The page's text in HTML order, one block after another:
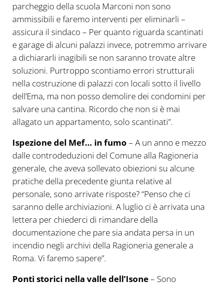
parcheggio della scuola Marconi non sono
ammissibili e faremo interventi per eliminarli –
assicura il sindaco – Per quanto riguarda scantinati
e garage di alcuni palazzi invece, potremmo arrivare
a dichiararli inagibili se non saranno trovate altre
soluzioni. Purtroppo scontiamo errori strutturali
nella costruzione di palazzi con locali sotto il livello
dell’Ema, ma non posso demolire dei condomini per
salvare una cantina. Ricordo che non si è mai
allagato un appartamento, solo scantinati”.
Ispezione del Mef… in fumo – A un anno e mezzo
dalle controdeduzioni del Comune alla Ragioneria
generale, che aveva sollevato obiezioni su alcune
pratiche della precedente giunta relative al
personale, sono arrivate risposte? “Penso che ci
saranno delle archiviazioni. A luglio ci è arrivata una
lettera per chiederci di rimandare della
documentazione che pare sia andata persa in un
incendio negli archivi della Ragioneria generale a
Roma. Vi faremo sapere”.
Ponti storici nella valle dell’Isone– Sono